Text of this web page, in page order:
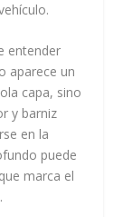
entender
aparece un
capa, sino
y barniz
en la
puede
marca el